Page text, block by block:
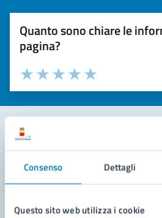
Consenso Dettagli
Questo sito web utilizza i cookie
Quanto sono chiare le
pagina?
Valuta la chiarezza delle informazioni (da
Seleziona il numero di stelle per
Valuta 5 stelle su 5
Valuta 4 stelle su 5
Valuta 3 stelle su 5
Valuta 2 stelle su 5
Valuta 1 stelle su 5
Leggi le domande frequenti
Richiedi assistenza